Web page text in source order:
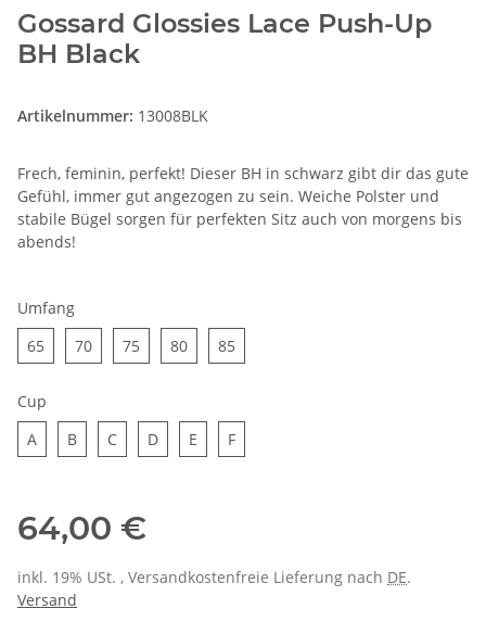
Gossard Glossies Lace Push-Up
BH Black
Artikelnummer: 13008BLK
Frech, feminin, perfekt! Dieser BH in schwarz gibt dir das gute
Gefühl, immer gut angezogen zu sein. Weiche Polster und
stabile Bügel sorgen für perfekten Sitz auch von morgens bis
abends!
Umfang
65
7070 75 8080 85
Cup
AA BB CC DD E FF
64,00 €
inkl. 19% USt. , Versandkostenfreie Lieferung nach DE.
Versand